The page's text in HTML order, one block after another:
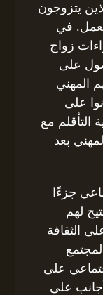
يتزوجون
في
زواج
على
المهني
على
التأقلم مع
بعد
جزءًا
لهم
الثقافة
على
على